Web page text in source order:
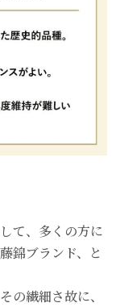
て、多くの方に
錦ブランド、と
の繊細さ故に、